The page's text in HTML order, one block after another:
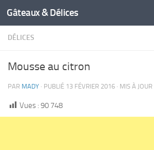
Gâteaux & Délices
DÉLICES
Mousse au citron
PAR MADY · PUBLIÉ 13 FÉVRIER 2016 · MIS À JOUR
Vues : 90 748